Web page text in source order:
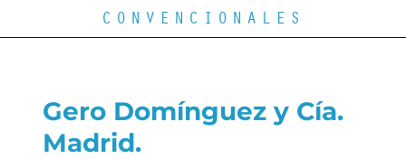
CONVENCIONALES
Gero Domínguez y Cía.
Madrid.